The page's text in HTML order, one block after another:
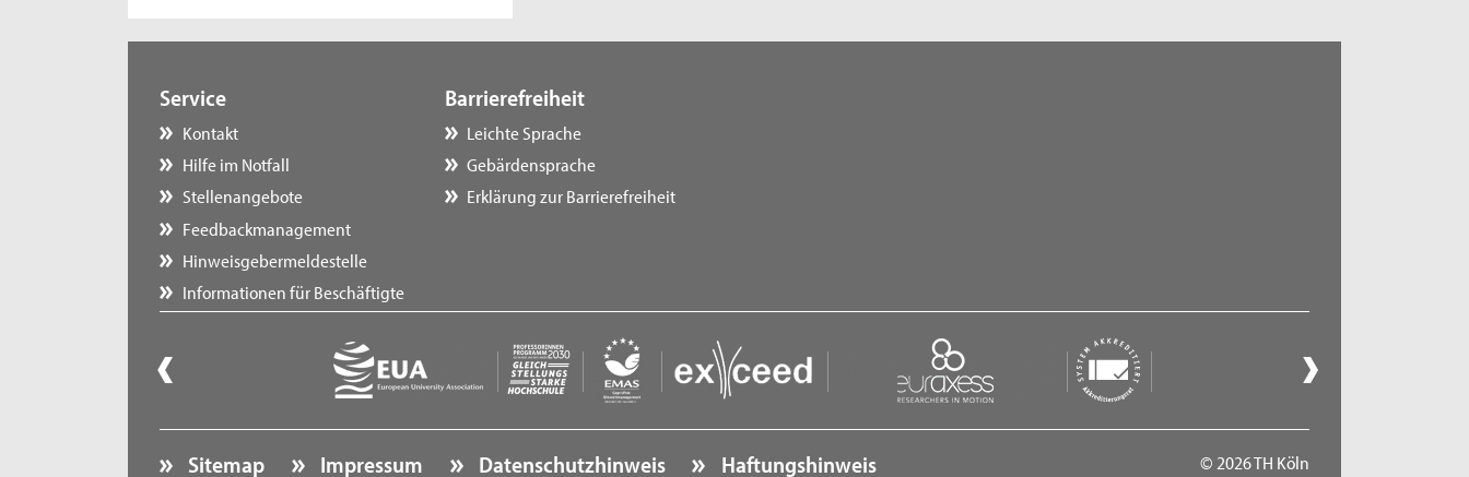
Service
Kontakt
Hilfe im Notfall
Stellenangebote
Feedbackmanagement
Hinweisgebermeldestelle
Informationen für Beschäftigte
Barrierefreiheit
Leichte Sprache
Gebärdensprache
Erklärung zur Barrierefreiheit
Sitemap Impressum Datenschutzhinweis Haftungshinweis © 2026 TH Köln